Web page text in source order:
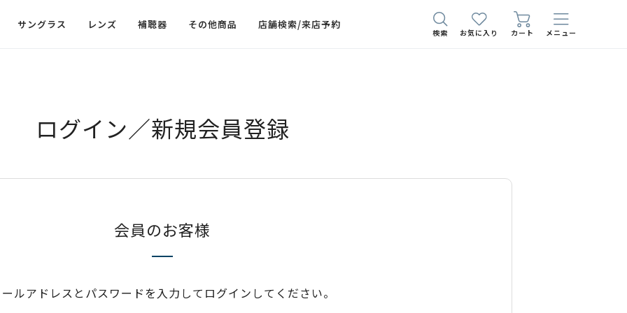
サングラス レンズ 補聴器 その他商品 店舗検索/来店予約
検索 お気に入り カート メニュー
ログイン／新規会員登録
会員のお客様
ルアドレスとパスワードを入力してログインしてください。